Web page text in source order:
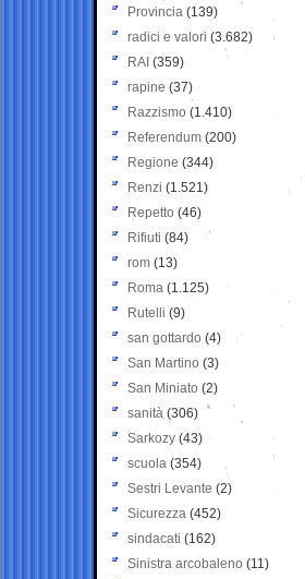
Provincia (139)
radici e valori (3.682)
RAI (359)
rapine (37)
Razzismo (1.410)
Referendum (200)
Regione (344)
Renzi (1.521)
Repetto (46)
Rifiuti (84)
rom (13)
Roma (1.125)
Rutelli (9)
san gottardo (4)
San Martino (3)
San Miniato (2)
sanità (306)
Sarkozy (43)
scuola (354)
Sestri Levante (2)
Sicurezza (452)
sindacati (162)
Sinistra arcobaleno (11)